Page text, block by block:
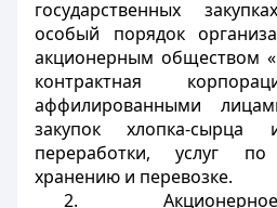
государственных
особый порядок
акционерным обществом
контрактная
аффилированными
закупок хлопка-
переработки, услуг
хранению и перевозке.
2.